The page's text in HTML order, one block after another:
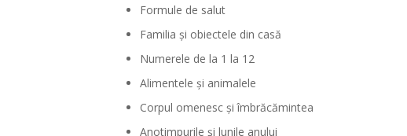
Formule de salut
Familia și obiectele din casă
Numerele de la 1 la 12
Alimentele și animalele
Corpul omenesc și îmbrăcămintea
Anotimpurile și lunile anului